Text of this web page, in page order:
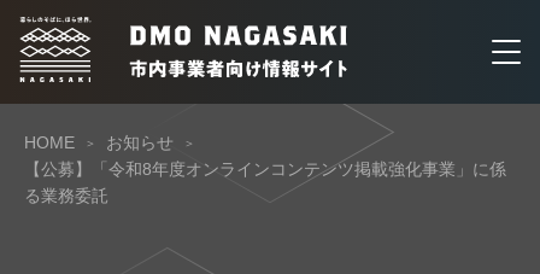
HOME
お知らせ
【公募】「令和8年度オンラインコンテンツ掲載強化事業」に係
る業務委託